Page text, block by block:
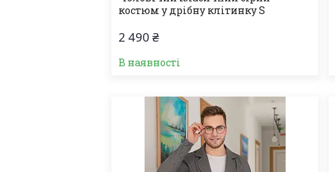
костюм у дрібну клітинку S
2 490 ₴
В наявності